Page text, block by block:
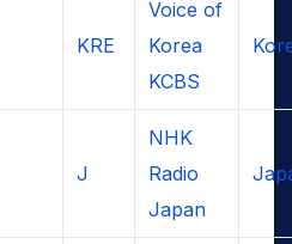
KRE
Voice of
Korea
KCBS
J
NHK
Radio
Japan